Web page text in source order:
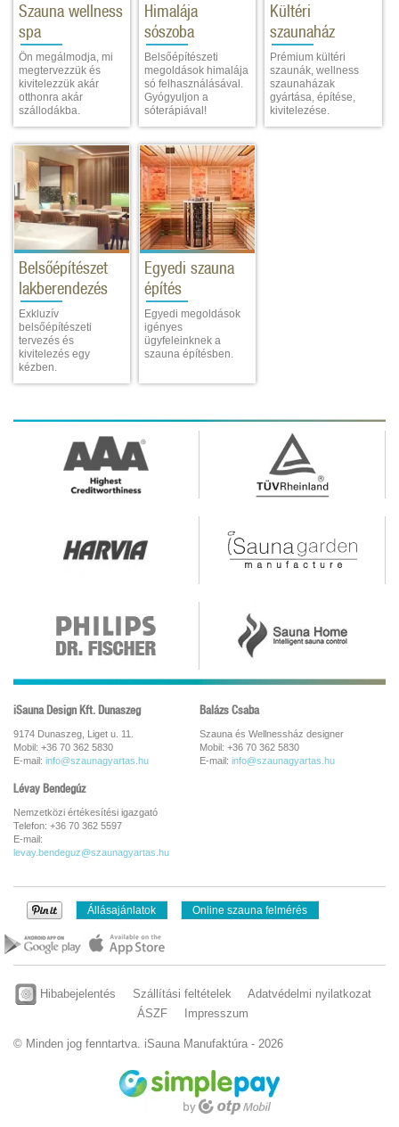
Szauna wellness
spa
Ön megálmodja, mi
megtervezzük és
kivitelezzük akár
otthonra akár
szállodákba.
Himalája
sószoba
Belsőépítészeti
megoldások himalája
só felhasználásával.
Gyógyuljon a
sóterápiával!
Kültéri
szaunaház
Prémium kültéri
szaunák, wellness
szaunaházak
gyártása, építése,
kivitelezése.
Belsőépítészet
lakberendezés
Exkluzív
belsőépítészeti
tervezés és
kivitelezés egy
kézben.
Egyedi szauna
építés
Egyedi megoldások
igényes
ügyfeleinknek a
szauna építésben.
iSauna Design Kft. Dunaszeg
9174 Dunaszeg, Liget u. 11.
Mobil: +36 70 362 5830
E-mail: info@szaunagyartas.hu
Balázs Csaba
Szauna és Wellnessház designer
Mobil: +36 70 362 5830
E-mail: info@szaunagyartas.hu
Lévay Bendegúz
Nemzetközi értékesítési igazgató
Telefon: +36 70 362 5597
E-mail:
levay.bendeguz@szaunagyartas.hu
Állásajánlatok Online szauna felmérés
Hibabejelentés Szállítási feltételek
Adatvédelmi nyilatkozat
ÁSZF
Impresszum
© Minden jog fenntartva. iSauna Manufaktúra - 2026